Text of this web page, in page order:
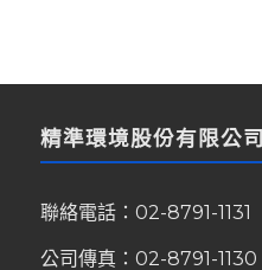
精準環境股份有限公司
聯絡電話： 02-8791-1131
公司傳真：02-8791-1130